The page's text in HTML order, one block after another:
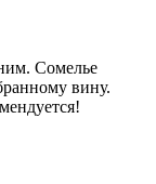
Сомелье
вину.